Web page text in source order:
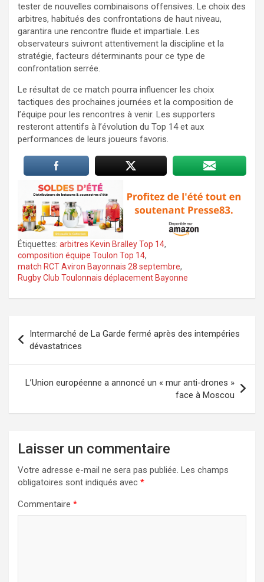
tester de nouvelles combinaisons offensives. Le choix des
arbitres, habitués des confrontations de haut niveau,
garantira une rencontre fluide et impartiale. Les
observateurs suivront attentivement la discipline et la
stratégie, facteurs déterminants pour ce type de
confrontation serrée.
Le résultat de ce match pourra influencer les choix
tactiques des prochaines journées et la composition de
l’équipe pour les rencontres à venir. Les supporters
resteront attentifs à l’évolution du Top 14 et aux
performances de leurs joueurs favoris.
Étiquettes: arbitres Kevin Bralley Top 14,
composition équipe Toulon Top 14,
match RCT Aviron Bayonnais 28 septembre,
Rugby Club Toulonnais déplacement Bayonne
de
l’article
Intermarché de La Garde fermé après des intempéries
dévastatrices
L’Union européenne a annoncé un « mur anti-drones »
face à Moscou
Laisser un commentaire
Votre adresse e-mail ne sera pas publiée. Les champs
obligatoires sont indiqués avec *
Commentaire *